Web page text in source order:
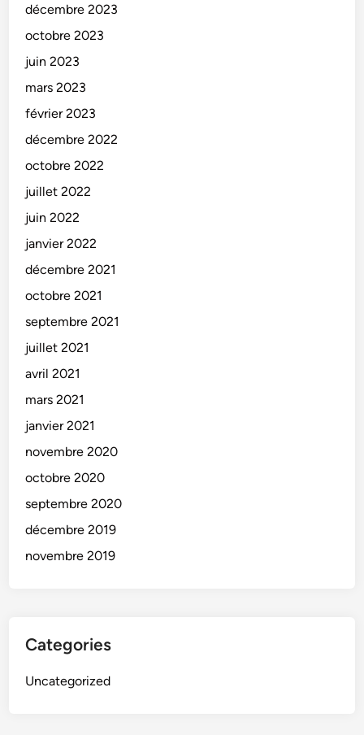
décembre 2023
octobre 2023
juin 2023
mars 2023
février 2023
décembre 2022
octobre 2022
juillet 2022
juin 2022
janvier 2022
décembre 2021
octobre 2021
septembre 2021
juillet 2021
avril 2021
mars 2021
janvier 2021
novembre 2020
octobre 2020
septembre 2020
décembre 2019
novembre 2019
Categories
Uncategorized